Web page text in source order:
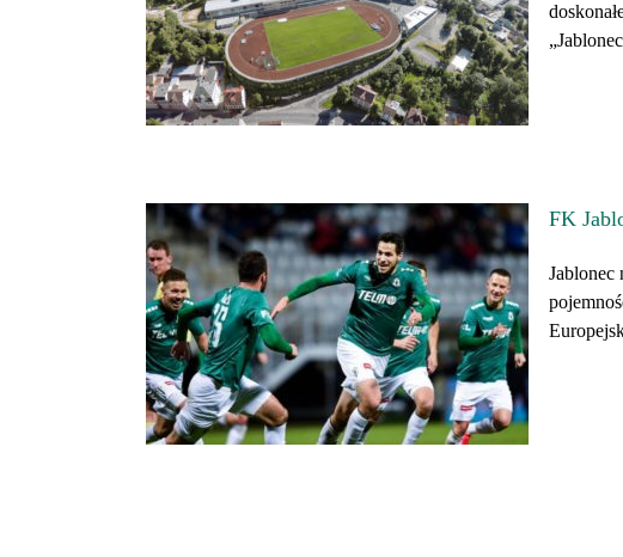
FK
Jablonec